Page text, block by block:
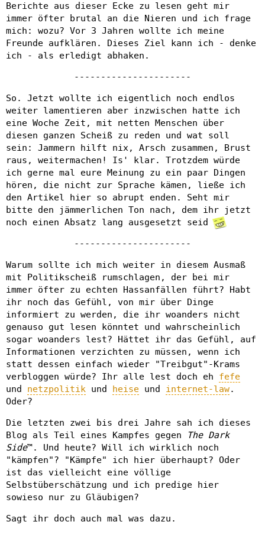
Berichte aus dieser Ecke zu lesen geht mir
immer öfter brutal an die Nieren und ich frage
mich: wozu? Vor 3 Jahren wollte ich meine
Freunde aufklären. Dieses Ziel kann ich - denke
ich - als erledigt abhaken.
----------------------
So. Jetzt wollte ich eigentlich noch endlos
weiter lamentieren aber inzwischen hatte ich
eine Woche Zeit, mit netten Menschen über
diesen ganzen Scheiß zu reden und wat soll
sein: Jammern hilft nix, Arsch zusammen, Brust
raus, weitermachen! Is' klar. Trotzdem würde
ich gerne mal eure Meinung zu ein paar Dingen
hören, die nicht zur Sprache kämen, ließe ich
den Artikel hier so abrupt enden. Seht mir
bitte den jämmerlichen Ton nach, dem ihr jetzt
noch einen Absatz lang ausgesetzt seid
----------------------
Warum sollte ich mich weiter in diesem Ausmaß
mit Politikscheiß rumschlagen, der bei mir
immer öfter zu echten Hassanfällen führt? Habt
ihr noch das Gefühl, von mir über Dinge
informiert zu werden, die ihr woanders nicht
genauso gut lesen könntet und wahrscheinlich
sogar woanders lest? Hättet ihr das Gefühl, auf
Informationen verzichten zu müssen, wenn ich
statt dessen einfach wieder "Treibgut"-Krams
verbloggen würde? Ihr alle lest doch eh fefe
und netzpolitik und heise und internet-law.
Oder?
Die letzten zwei bis drei Jahre sah ich dieses
Blog als Teil eines Kampfes gegen
The Dark
Side™. Und heute? Will ich wirklich noch
"kämpfen"? "Kämpfe" ich hier überhaupt? Oder
ist das vielleicht eine völlige
Selbstüberschätzung und ich predige hier
sowieso nur zu Gläubigen?
Sagt ihr doch auch mal was dazu.